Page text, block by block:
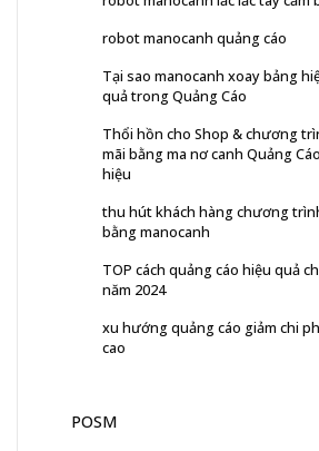
robot manocanh quảng cáo
Tại sao manocanh xoay bảng
quả trong Quảng Cáo
Thổi hồn cho Shop & chương
mãi bằng ma nơ canh Quảng
hiệu
thu hút khách hàng chương
bằng manocanh
TOP cách quảng cáo hiệu quả
năm 2024
xu hướng quảng cáo giảm chi
cao
POSM